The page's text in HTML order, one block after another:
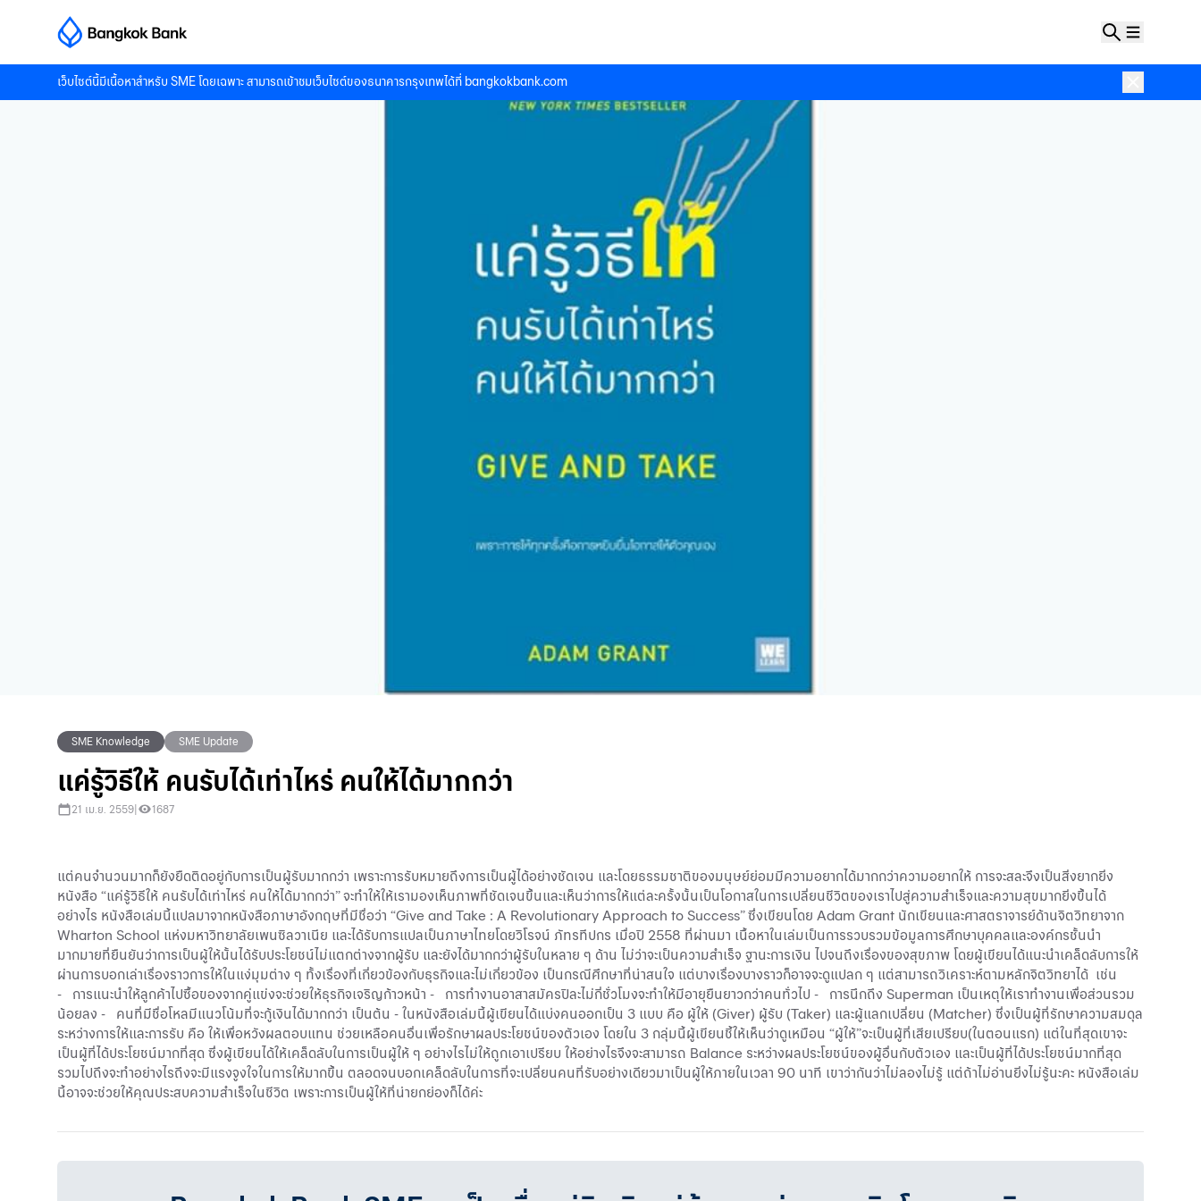
เว็บไซต์นี้มีเนื้อหาสำหรับ SME โดยเฉพาะ สามารถเข้าชมเว็บไซต์ของธนาคารกรุงเทพได้ที่ bangkokbank.com
SME Knowledge SME Update
แค่รู้วิธีให้ คนรับได้เท่าไหร่ คนให้ได้มากกว่า
21 เม.ย. 2559 1687
แต่คนจำนวนมากก็ยังยืดติดอยู่กับการเป็นผู้รับมากกว่า เพราะการรับหมายถึงการเป็นผู้ได้อย่างชัดเจน และโดยธรรมชาติของมนุษย์ย่อมมีความอยากได้มากกว่าความอยากให้ การจะสละจึงเป็นสิ่งยากยิ่ง
หนังสือ “แค่รู้วิธีให้ คนรับได้เท่าไหร่ คนให้ได้มากกว่า” จะทำให้ให้เรามองเห็นภาพที่ชัดเจนขึ้นและเห็นว่าการให้แต่ละครั้งนั้นเป็นโอกาสในการเปลี่ยนชีวิตของเราไปสู่ความสำเร็จและความสุขมากยิ่งขึ้นได้
อย่างไร หนังสือเล่มนี้แปลมาจากหนังสือภาษาอังกฤษที่มีชื่อว่า “Give and Take : A Revolutionary Approach to Success” ซึ่งเขียนโดย Adam Grant นักเขียนและศาสตราจารย์ด้านจิตวิทยาจาก
Wharton School แห่งมหาวิทยาลัยเพนซิลวาเนีย และได้รับการแปลเป็นภาษาไทยโดยวิโรจน์ ภัทรทีปกร เมื่อปี 2558 ที่ผ่านมา เนื้อหาในเล่มเป็นการรวบรวมข้อมูลการศึกษาบุคคลและองค์กรชั้นนำ
มากมายที่ยืนยันว่าการเป็นผู้ให้นั้นได้รับประโยชน์ไม่แตกต่างจากผู้รับ และยังได้มากกว่าผู้รับในหลาย ๆ ด้าน ไม่ว่าจะเป็นความสำเร็จ ฐานะการเงิน ไปจนถึงเรื่องของสุขภาพ โดยผู้เขียนได้แนะนำเคล็ดลับการให้
ผ่านการบอกเล่าเรื่องราวการให้ในแง่มุมต่าง ๆ ทั้งเรื่องที่เกี่ยวข้องกับธุรกิจและไม่เกี่ยวข้อง เป็นกรณีศึกษาที่น่าสนใจ แต่บางเรื่องบางราวก็อาจจะดูแปลก ๆ แต่สามารถวิเคราะห์ตามหลักจิตวิทยาได้ เช่น
- การแนะนำให้ลูกค้าไปซื้อของจากคู่แข่งจะช่วยให้ธุรกิจเจริญก้าวหน้า - การทำงานอาสาสมัครปีละไม่กี่ชั่วโมงจะทำให้มีอายุยืนยาวกว่าคนทั่วไป - การนึกถึง Superman เป็นเหตุให้เราทำงานเพื่อส่วนรวม
น้อยลง - คนที่มีชื่อโหลมีแนวโน้มที่จะกู้เงินได้มากกว่า เป็นต้น - ในหนังสือเล่มนี้ผู้เขียนได้แบ่งคนออกเป็น 3 แบบ คือ ผู้ให้ (Giver) ผู้รับ (Taker) และผู้แลกเปลี่ยน (Matcher) ซึ่งเป็นผู้ที่รักษาความสมดุล
ระหว่างการให้และการรับ คือ ให้เพื่อหวังผลตอบแทน ช่วยเหลือคนอื่นเพื่อรักษาผลประโยชน์ของตัวเอง โดยใน 3 กลุ่มนี้ผู้เขียนชี้ให้เห็นว่าดูเหมือน “ผู้ให้”จะเป็นผู้ที่เสียเปรียบ(ในตอนแรก) แต่ในที่สุดเขาจะ
เป็นผู้ที่ได้ประโยชน์มากที่สุด ซึ่งผู้เขียนได้ให้เคล็ดลับในการเป็นผู้ให้ ๆ อย่างไรไม่ให้ถูกเอาเปรียบ ให้อย่างไรจึงจะสามารถ Balance ระหว่างผลประโยชน์ของผู้อื่นกับตัวเอง และเป็นผู้ที่ได้ประโยชน์มากที่สุด
รวมไปถึงจะทำอย่างไรถึงจะมีแรงจูงใจในการให้มากขึ้น ตลอดจนบอกเคล็ดลับในการที่จะเปลี่ยนคนที่รับอย่างเดียวมาเป็นผู้ให้ภายในเวลา 90 นาที เขาว่ากันว่าไม่ลองไม่รู้ แต่ถ้าไม่อ่านยิ่งไม่รู้นะคะ หนังสือเล่ม
นี้อาจจะช่วยให้คุณประสบความสำเร็จในชีวิต เพราะการเป็นผู้ให้ที่น่ายกย่องก็ได้ค่ะ